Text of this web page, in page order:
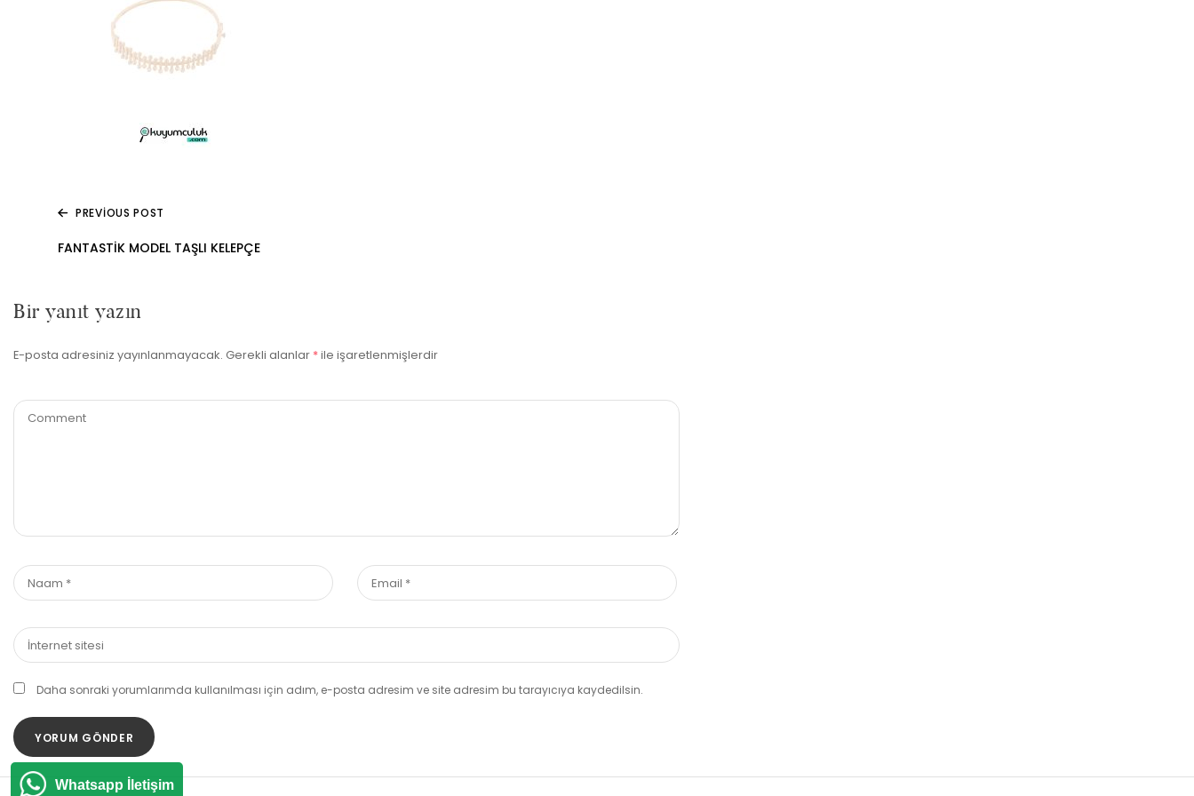
PREVIOUS POST
FANTASTIK MODEL TAŞLI KELEPÇE
Bir yanıt yazın
E-posta adresiniz yayınlanmayacak. Gerekli alanlar *ile işaretlenmişlerdir
Daha sonraki yorumlarımda kullanılması için adım, e-posta adresim ve site adresim bu tarayıcıya kaydedilsin.
Whatsapp İletişim